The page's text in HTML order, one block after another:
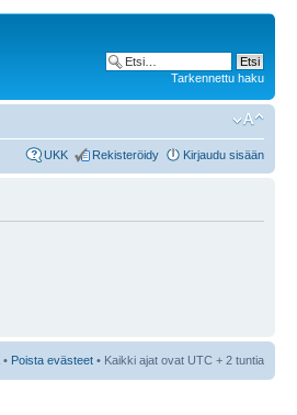
Tarkennettu haku
UKK Rekisteröidy Kirjaudu sisään
• Poista evästeet • Kaikki ajat ovat UTC + 2 tuntia